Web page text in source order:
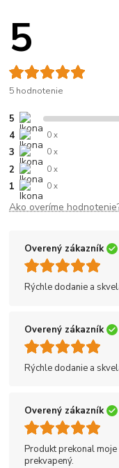
5
5 hodnotenie
5
4 0 x
3 0 x
2 0 x
1 0 x
Ako overíme
Overený zákazník
Rýchle dodanie a
Overený zákazník
Rýchle dodanie a
Overený zákazník
Produkt prekonal
prekvapený.